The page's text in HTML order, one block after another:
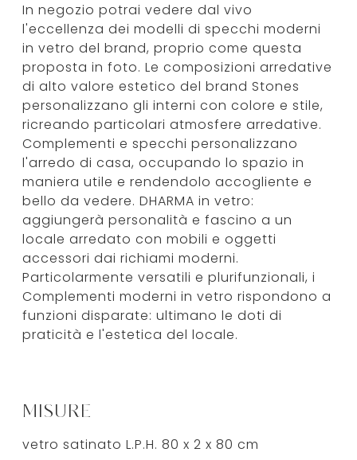
In negozio potrai vedere dal vivo
l'eccellenza dei modelli di specchi moderni
in vetro del brand, proprio come questa
proposta in foto. Le composizioni arredative
di alto valore estetico del brand Stones
personalizzano gli interni con colore e stile,
ricreando particolari atmosfere arredative.
Complementi e specchi personalizzano
l'arredo di casa, occupando lo spazio in
maniera utile e rendendolo accogliente e
bello da vedere. DHARMA in vetro:
aggiungerà personalità e fascino a un
locale arredato con mobili e oggetti
accessori dai richiami moderni.
Particolarmente versatili e plurifunzionali, i
Complementi moderni in vetro rispondono a
funzioni disparate: ultimano le doti di
praticità e l'estetica del locale.
MISURE
vetro satinato L.P.H. 80 x 2 x 80 cm